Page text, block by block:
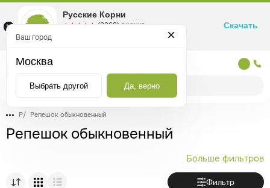
Р/ Репешок обыкновенный
Репешок обыкновенный
Больше фильтров
Фильтр
Ваш город
Москва
Выбрать другой Да, верно
Русские Корни
☆☆☆☆☆
★★★★★ (2360) оценка
Маркетплейс товаров для здоровья
Скачать